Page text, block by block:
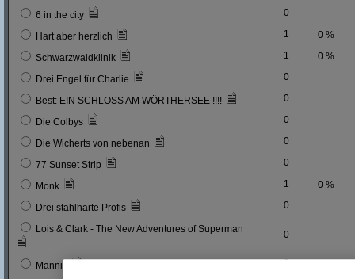
6 in the city 0
Hart aber herzlich 1 0 %
Schwarzwaldklinik 1 0 %
Drei Engel für Charlie 0
Best: EIN SCHLOSS AM WÖRTHERSEE !!!! 0
Die Colbys 0
Die Wicherts von nebenan 0
77 Sunset Strip 0
Monk 1 0 %
Drei stahlharte Profis 0
Lois & Clark - The New Adventures of Superman 0
Mannix 0